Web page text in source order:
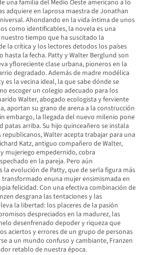
una familia del Medio Oeste americano a lo
adquiere en laprosa maestra de Jonathan
Ahondando en la vida íntima de unos
como identificables, la novela es una
tiempo que ha suscitado la
la crítica y los lectores detodos los países
hasta la fecha. Patty y Walter Berglund son
yfloreciente clase urbana, pioneros en la
degradado. Además de madre modélica
es la vecina ideal, la que sabe dónde se
escoger un colegio adecuado para los
Walter, abogado ecologista y ferviente
aportan su grano de arena a la construcción
embargo, la llegada del nuevo milenio pone
patas arriba. Su hijo quinceañero se instala
republicanos, Walter acepta trabajar para una
Katz, antiguo compañero de Walter,
mujeriego empedernido, cobra
en la pareja. Pero aún
la evolución de Patty, que de serla figura más
enuna mujer ensimismada en
felicidad. Con una efectiva combinación de
desgrana las tentaciones y las
la libertad: los placeres de la pasión
despreciados en la madurez, las
desenfrenado depoder y riqueza que
aciertos y errores de un grupo de personas
a un mundo confuso y cambiante, Franzen
retablo de nuestra época.